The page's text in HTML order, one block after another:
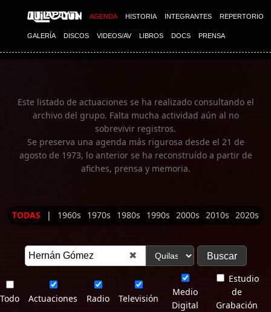
AGENDA HISTORIA INTEGRANTES REPERTORIO
GALERÍA DISCOS VIDEOS/AV LIBROS DOCS PRENSA
Imagen 01
Este listado de actuaciones se ha realizado consultando el
archivo del grupo. Falta mucha actividad aún al no
sobrevivir registros.
Se preserva una agenda más rigurosa desde el 21 de
agosto de 1973, lo anterior se ha reconstruído a partir de
afiches, prensa y memoria.
TODAS | 1960s 1970s 1980s 1990s 2000s 2010s 2020s
✖
Todo Actuaciones Radio Televisión
Medio
Digital
Estudio
de
Grabación